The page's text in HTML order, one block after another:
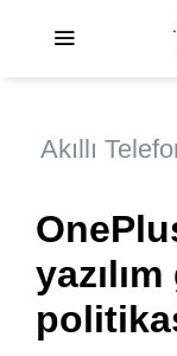
Akıllı